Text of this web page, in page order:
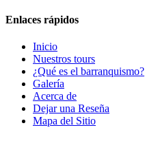
Enlaces rápidos
Inicio
Nuestros tours
¿Qué es el barranquismo?
Galería
Acerca de
Dejar una Reseña
Mapa del Sitio